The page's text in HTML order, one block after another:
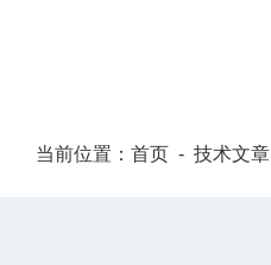
当前位置： 首页 - 技术文章